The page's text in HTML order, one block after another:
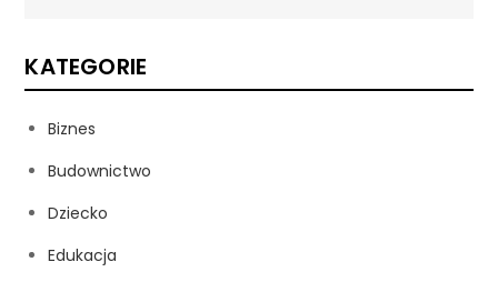
KATEGORIE
Biznes
Budownictwo
Dziecko
Edukacja